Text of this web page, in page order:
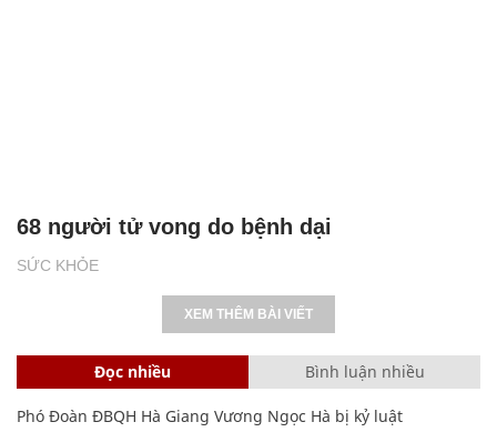
SỨC KHỎE
68 người tử vong do bệnh dại
XEM THÊM BÀI VIẾT
Đọc nhiều Bình luận nhiều
Phó Đoàn ĐBQH Hà Giang Vương Ngọc Hà bị kỷ luật